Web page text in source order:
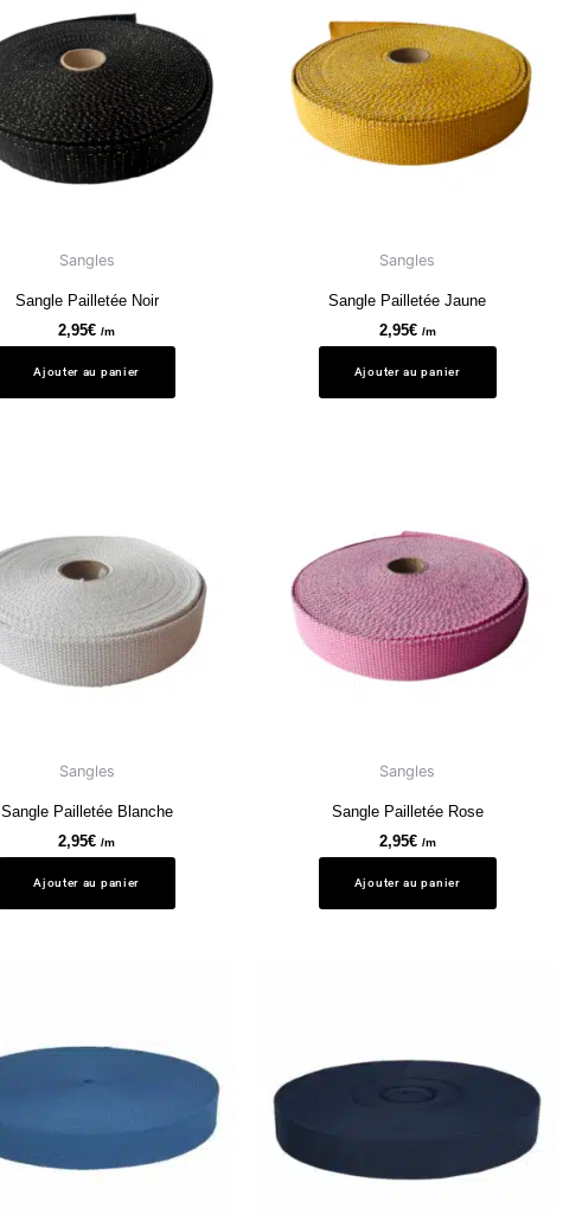
Sangles
Sangle Pailletée Noir
2,95€ /m
Ajouter au panier
Sangles
Sangle Pailletée Jaune
2,95€ /m
Ajouter au panier
Sangles
Sangle Pailletée Blanche
2,95€ /m
Ajouter au panier
Sangles
Sangle Pailletée Rose
2,95€ /m
Ajouter au panier